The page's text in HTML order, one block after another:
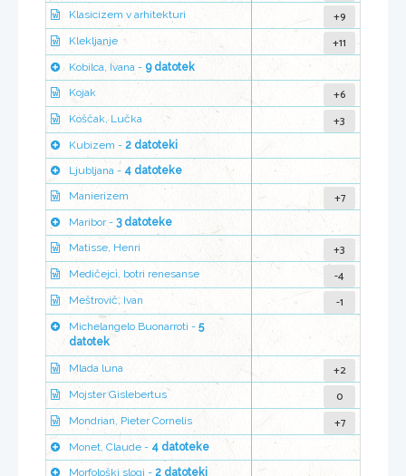
Klasicizem v arhitekturi +9
Klekljanje +11
Kobilca, Ivana - 9 datotek
Kojak
+6
Koščak, Lučka +3
Kubizem - 2 datoteki
Ljubljana - 4 datoteke
Manierizem
+7
Maribor - 3 datoteke
Matisse, Henri
+3
Medičejci, botri renesanse -4
Meštrovič, Ivan -1
Michelangelo Buonarroti - 5
datotek
Mlada luna +2
Mojster Gislebertus 0
Mondrian, Pieter Cornelis +7
Monet, Claude - 4 datoteke
Morfološki slogi - 2 datoteki